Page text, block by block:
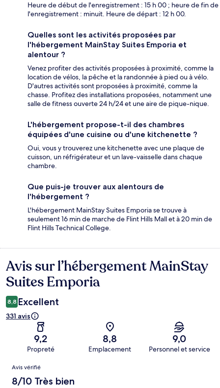
Heure de début de l'enregistrement : 15 h 00 ; heure de fin de
l'enregistrement : minuit. Heure de départ : 12 h 00.
Quelles sont les activités proposées par
l'hébergement MainStay Suites Emporia et
alentour ?
Venez profiter des activités proposées à proximité, comme la
location de vélos, la pêche et la randonnée à pied ou à vélo.
D'autres activités sont proposées à proximité, comme la
chasse. Profitez des installations proposées, notamment une
salle de fitness ouverte 24 h/24 et une aire de pique-nique.
L'hébergement propose-t-il des chambres
équipées d'une cuisine ou d'une kitchenette ?
Oui, vous y trouverez une kitchenette avec une plaque de
cuisson, un réfrigérateur et un lave-vaisselle dans chaque
chambre.
Que puis-je trouver aux alentours de
l'hébergement ?
L'hébergement MainStay Suites Emporia se trouve à
seulement 16 min de marche de Flint Hills Mall et à 20 min de
Flint Hills Technical College.
Avis
Avis sur l’hébergement MainStay
Suites Emporia
8,8 Excellent
331 avis
9,2
Propreté
8,8
Emplacement
9,0
Personnel et service
Avis
Avis vérifié
8/10 Très bien